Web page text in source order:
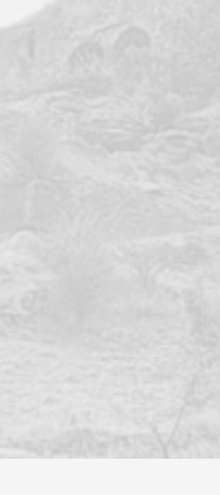
Notre métier c'est le conseil, la vente, et
Quads & SSV POLARIS, SEGWAY, TGB,